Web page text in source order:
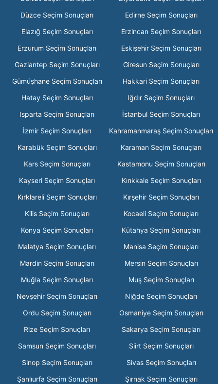
Düzce Seçim Sonuçları
Edirne Seçim Sonuçları
Elazığ Seçim Sonuçları
Erzincan Seçim Sonuçları
Erzurum Seçim Sonuçları
Eskişehir Seçim Sonuçları
Gaziantep Seçim Sonuçları
Giresun Seçim Sonuçları
Gümüşhane Seçim Sonuçları
Hakkari Seçim Sonuçları
Hatay Seçim Sonuçları
Iğdır Seçim Sonuçları
Isparta Seçim Sonuçları
İstanbul Seçim Sonuçları
İzmir Seçim Sonuçları
Kahramanmaraş Seçim Sonuçları
Karabük Seçim Sonuçları
Karaman Seçim Sonuçları
Kars Seçim Sonuçları
Kastamonu Seçim Sonuçları
Kayseri Seçim Sonuçları
Kırıkkale Seçim Sonuçları
Kırklareli Seçim Sonuçları
Kırşehir Seçim Sonuçları
Kilis Seçim Sonuçları
Kocaeli Seçim Sonuçları
Konya Seçim Sonuçları
Kütahya Seçim Sonuçları
Malatya Seçim Sonuçları
Manisa Seçim Sonuçları
Mardin Seçim Sonuçları
Mersin Seçim Sonuçları
Muğla Seçim Sonuçları
Muş Seçim Sonuçları
Nevşehir Seçim Sonuçları
Niğde Seçim Sonuçları
Ordu Seçim Sonuçları
Osmaniye Seçim Sonuçları
Rize Seçim Sonuçları
Sakarya Seçim Sonuçları
Samsun Seçim Sonuçları
Siirt Seçim Sonuçları
Sinop Seçim Sonuçları
Sivas Seçim Sonuçları
Şanlıurfa Seçim Sonuçları
Şırnak Seçim Sonuçları